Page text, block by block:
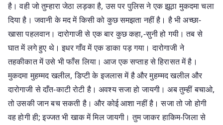
है। वही जो तुम्हारा जेठा लड़का है, उस पर पुलिस ने एक झूठा मुकदमा चला
दिया है। जवानी के मद में किसी को कुछ समझता नहीं है। है भी अच्छा-
खासा पहलवान। दारोगाजी से एक बार कुछ कहा,-सुनी हो गयी। तब से
घात में लगे हुए थे। इधर गाँव में एक डाका पड़ गया। दारोगाजी ने
तहकीकात में उसे भी फाँस लिया। आज एक सप्ताह से हिरासत में है।
मुकदमा मुहम्मद खलील, डिप्टी के इजलास में है और मुहम्मद खलील और
दारोगाजी से दाँत-काटी रोटी है। अवश्य सजा हो जायगी। अब तुम्हीं बचाओ,
तो उसकी जान बच सकती है। और कोई आशा नहीं है। सजा तो जो होगी
वह होगी ही; इज्जत भी खाक में मिल जायगी। तुम जाकर हाकिम-जिला से